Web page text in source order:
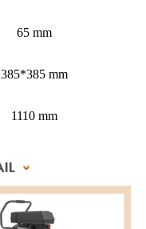
65 mm
385*385 mm
1110 mm